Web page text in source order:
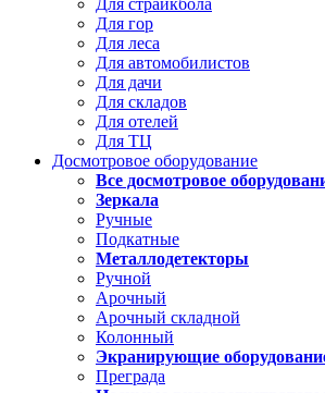
Для страйкбола
Для гор
Для леса
Для автомобилистов
Для дачи
Для складов
Для отелей
Для ТЦ
Досмотровое оборудование
Все досмотровое
Зеркала
Ручные
Подкатные
Металлодетекторы
Ручной
Арочный
Арочный складной
Колонный
Экранирующие
Преграда